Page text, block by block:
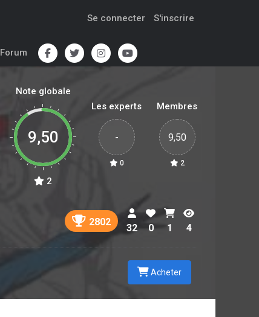
Se connecter S'inscrire
Forum
Note globale
9,50
2
Les experts
-
0
Membres
9,50
2
2802
32 0 1 4
Acheter